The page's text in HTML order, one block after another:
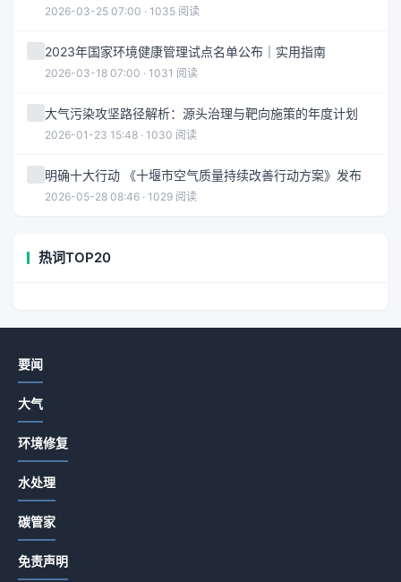
2026-03-25 07:00 · 1035 阅读
2023年国家环境健康管理试点名单公布｜实用指南
2026-03-18 07:00 · 1031 阅读
大气污染攻坚路径解析：源头治理与靶向施策的年度计划
2026-01-23 15:48 · 1030 阅读
明确十大行动 《十堰市空气质量持续改善行动方案》发布
2026-05-28 08:46 · 1029 阅读
热词TOP20
要闻
大气
环境修复
水处理
碳管家
免责声明